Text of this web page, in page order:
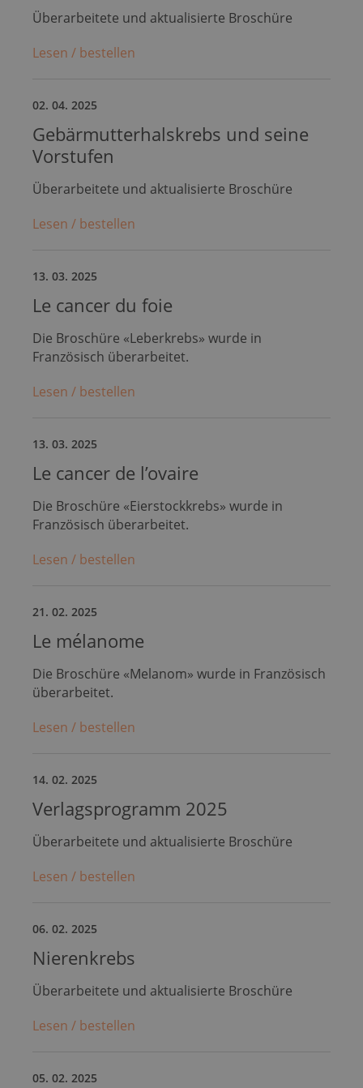
Überarbeitete und aktualisierte Broschüre
Lesen / bestellen
02. 04. 2025
Gebärmutterhalskrebs und seine
Vorstufen
Überarbeitete und aktualisierte Broschüre
Lesen / bestellen
13. 03. 2025
Le cancer du foie
Die Broschüre «Leberkrebs» wurde in
Französisch überarbeitet.
Lesen / bestellen
13. 03. 2025
Le cancer de l’ovaire
Die Broschüre «Eierstockkrebs» wurde in
Französisch überarbeitet.
Lesen / bestellen
21. 02. 2025
Le mélanome
Die Broschüre «Melanom» wurde in Französisch
überarbeitet.
Lesen / bestellen
14. 02. 2025
Verlagsprogramm 2025
Überarbeitete und aktualisierte Broschüre
Lesen / bestellen
06. 02. 2025
Nierenkrebs
Überarbeitete und aktualisierte Broschüre
Lesen / bestellen
05. 02. 2025